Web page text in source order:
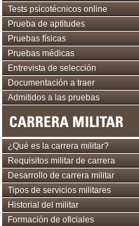
Tests psicotécnicos online
Prueba de aptitudes
Pruebas físicas
Pruebas médicas
Entrevista de selección
Documentación a traer
Admitidos a las pruebas
CARRERA MILITAR
¿Qué es la carrera militar?
Requisitos militar de carrera
Desarrollo de carrera militar
Tipos de servicios militares
Historial del militar
Formación de oficiales